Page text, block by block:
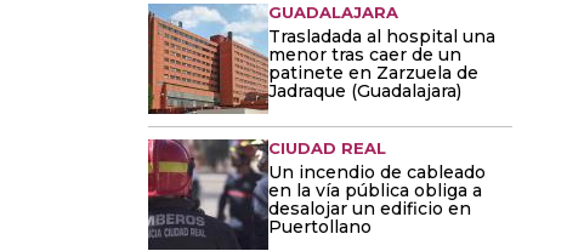
GUADALAJARA
Trasladada al hospital una
menor tras caer de un
patinete en Zarzuela de
Jadraque (Guadalajara)
CIUDAD REAL
Un incendio de cableado
en la vía pública obliga a
desalojar un edificio en
Puertollano